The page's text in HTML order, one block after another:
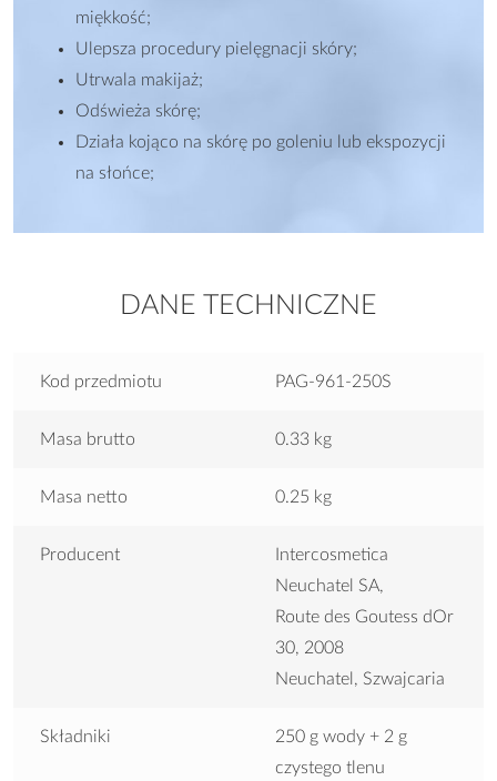
miękkość;
Ulepsza procedury pielęgnacji skóry;
Utrwala makijaż;
Odświeża skórę;
Działa kojąco na skórę po goleniu lub ekspozycji
na słońce;
DANE TECHNICZNE
Kod przedmiotu PAG-961-250S
Masa brutto 0.33 kg
Masa netto 0.25 kg
Producent
Intercosmetica
Neuchatel SA,
Route des Goutess dOr
30, 2008
Neuchatel, Szwajcaria
Składniki
250 g wody + 2 g
czystego tlenu